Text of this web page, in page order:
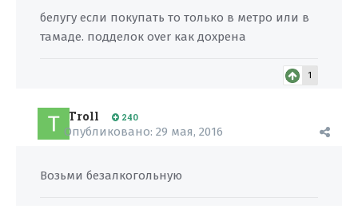
белугу если покупать то только в метро или в
тамаде. подделок over как дохрена
1
Troll 240
Опубликовано: 29 мая, 2016
Возьми безалкогольную